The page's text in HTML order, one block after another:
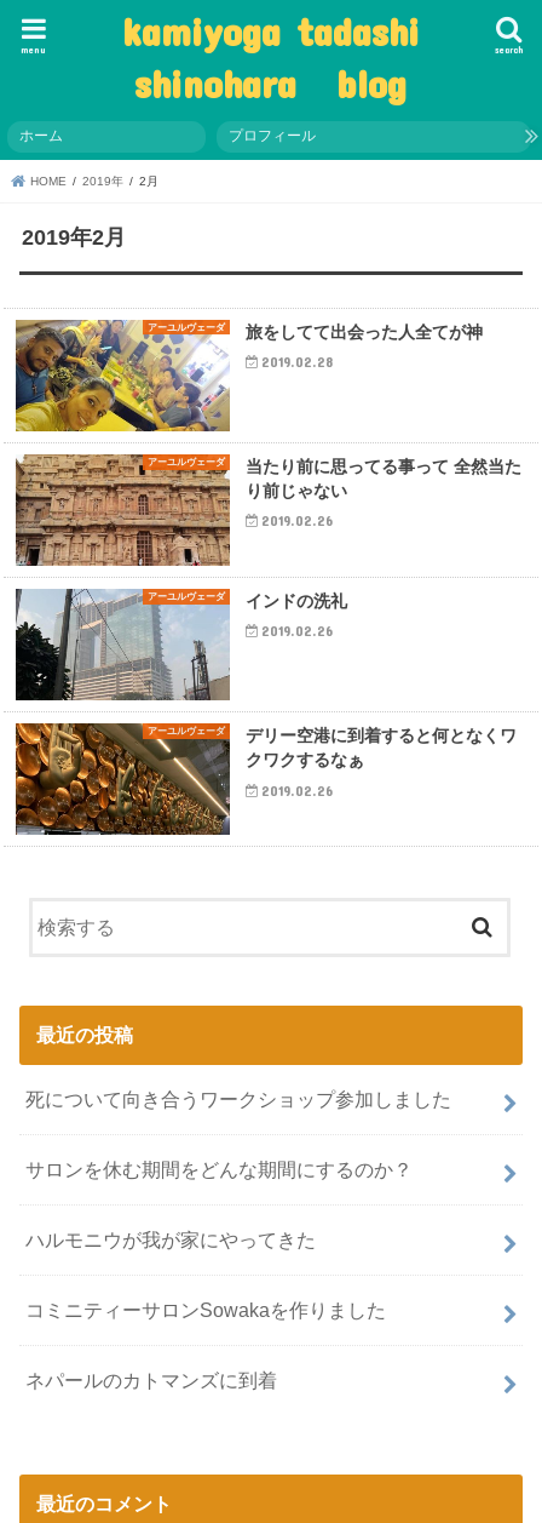
kamiyoga tadashi
shinohara blog
search
menu
ホーム プロフィール
HOME 2019年 2月
2019年2月
アーユルヴェーダ 旅をしてて出会った人全てが神
2019.02.28
アーユルヴェーダ
当たり前に思ってる事って 全然当た
り前じゃない
2019.02.26
アーユルヴェーダ インドの洗礼
2019.02.26
アーユルヴェーダ
デリー空港に到着すると何となくワ
クワクするなぁ
2019.02.26
最近の投稿
死について向き合うワークショップ参加しました
サロンを休む期間をどんな期間にするのか？
ハルモニウが我が家にやってきた
コミニティーサロンSowakaを作りました
ネパールのカトマンズに到着
最近のコメント